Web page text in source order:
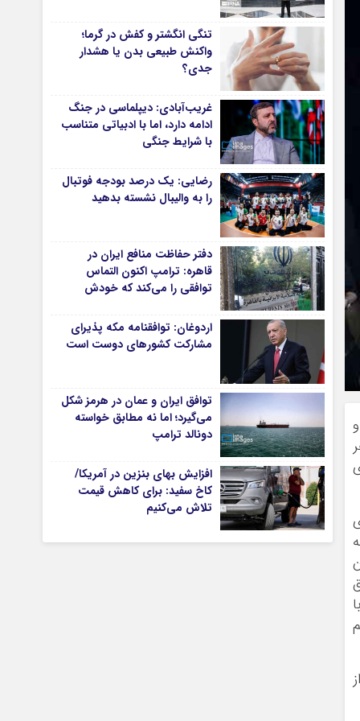
دانشگاه
آموزش و پرورش
بهداشت و درمان
سبک زندگی
حوادث، انتظامی
شهری و رفاهی
شهرداری و شورای شهر
*ماناسپهر
اطلاعیه
پیام تبریک ماناسپهر
پیام تسلیت ماناسپهر
پیوندهای سایت
تنگی انگشتر و کفش در گرما؛
واکنش طبیعی بدن یا هشدار
جدی؟
غریب‌آبادی: دیپلماسی در جنگ
ادامه دارد، اما با ادبیاتی متناسب
با شرایط جنگی
رضایی: یک درصد بودجه فوتبال
را به والیبال نشسته بدهید
دفتر حفاظت منافع ایران در
قاهره: ترامپ اکنون التماس
توافقی را می‌کند که خودش
اردوغان: توافقنامه مکه پذیرای
مشارکت کشورهای دوست است
توافق ایران و عمان در هرمز شکل
می‌گیرد؛ اما نه مطابق خواسته
دونالد ترامپ
افزایش بهای بنزین در آمریکا/
کاخ سفید: برای کاهش قیمت
تلاش می‌کنیم